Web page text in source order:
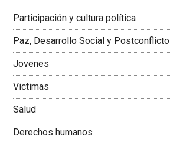
Colombiana
Participación y cultura política
Paz, Desarrollo Social y Postconflicto
Jovenes
Victimas
Salud
Derechos humanos